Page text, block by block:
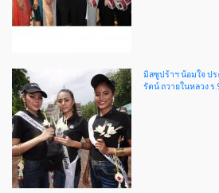
มิสซูปร้าฯ น้อมใจ ป
รัตน์ ถวายในหลวง ร